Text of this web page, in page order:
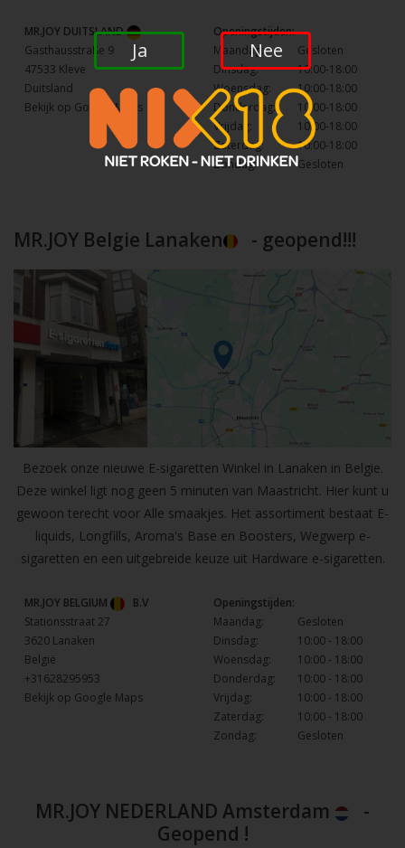
MR.JOY DUITSLAND
Gasthausstraße 9
47533 Kleve
Duitsland
Bekijk op Google Maps
Openingstijden:
Maandag:
Gesloten
Dinsdag:
10:00-18:00
Woensdag:
10:00-18:00
Donderdag:
10:00-18:00
Vrijdag:
10:00-18:00
Zaterdag:
10:00-18:00
Zondag:
Gesloten
MR.JOY Belgie Lanaken - geopend!!!
Bezoek onze nieuwe E-sigaretten Winkel in Lanaken in Belgie.
Deze winkel ligt nog geen 5 minuten van Maastricht. Hier kunt u
gewoon terecht voor Alle smaakjes. Het assortiment bestaat E-
liquids, Longfills, Aroma's Base en Boosters, Wegwerp e-
sigaretten en een uitgebreide keuze uit Hardware e-sigaretten.
MR.JOY BELGIUM
B.V
Stationsstraat 27
3620 Lanaken
België
+31628295953
Bekijk op Google Maps
Openingstijden:
Maandag:
Gesloten
Dinsdag:
10:00 - 18:00
Woensdag:
10:00 - 18:00
Donderdag:
10:00 - 18:00
Vrijdag:
10:00 - 18:00
Zaterdag:
10:00 - 18:00
Zondag:
Gesloten
MR.JOY NEDERLAND Amsterdam
-
Geopend !
Ja Nee